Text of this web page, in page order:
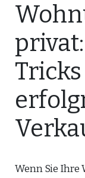
Wenn Sie